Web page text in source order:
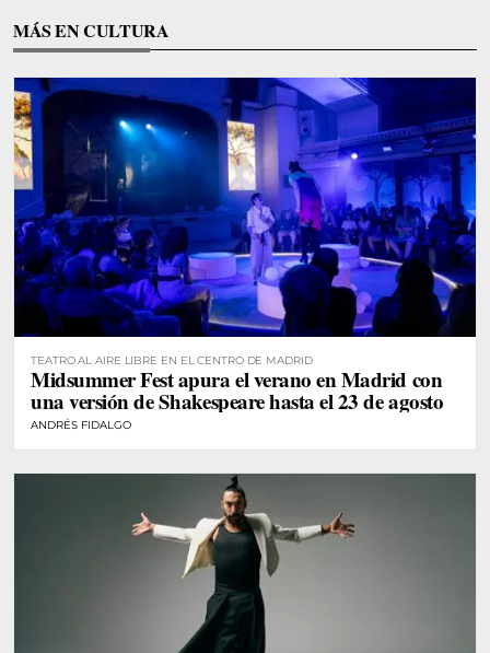
MÁS EN CULTURA
TEATRO AL AIRE LIBRE EN EL CENTRO DE MADRID
Midsummer Fest apura el verano en Madrid con
una versión de Shakespeare hasta el 23 de agosto
ANDRÉS FIDALGO